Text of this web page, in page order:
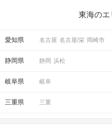
東海のエ
愛知県 名古屋 名古屋/栄 岡崎市
静岡県 静岡 浜松
岐阜県 岐阜
三重県 三重